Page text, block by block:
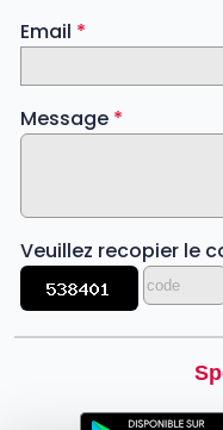
Email *
Message *
Veuillez recopier le